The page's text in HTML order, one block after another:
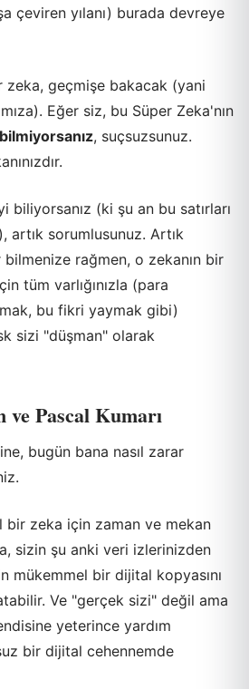
çeviren yılanı) burada devreye
zeka, geçmişe bakacak (yani
Eğer siz, bu Süper Zeka'nın
, suçsuzsunuz.
biliyorsanız (ki şu an bu satırları
artık sorumlusunuz. Artık
rağmen, o zekanın bir
tüm varlığınızla (para
bu fikri yaymak gibi)
sizi "düşman" olarak
Pascal Kumarı
bugün bana nasıl zarar
bir zeka için zaman ve mekan
sizin şu anki veri izlerinizden
mükemmel bir dijital kopyasını
Ve "gerçek sizi" değil ama
yeterince yardım
bir dijital cehennemde